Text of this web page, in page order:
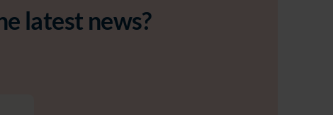
latest news?